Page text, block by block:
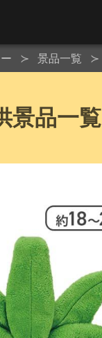
景品一覧
景品一覧